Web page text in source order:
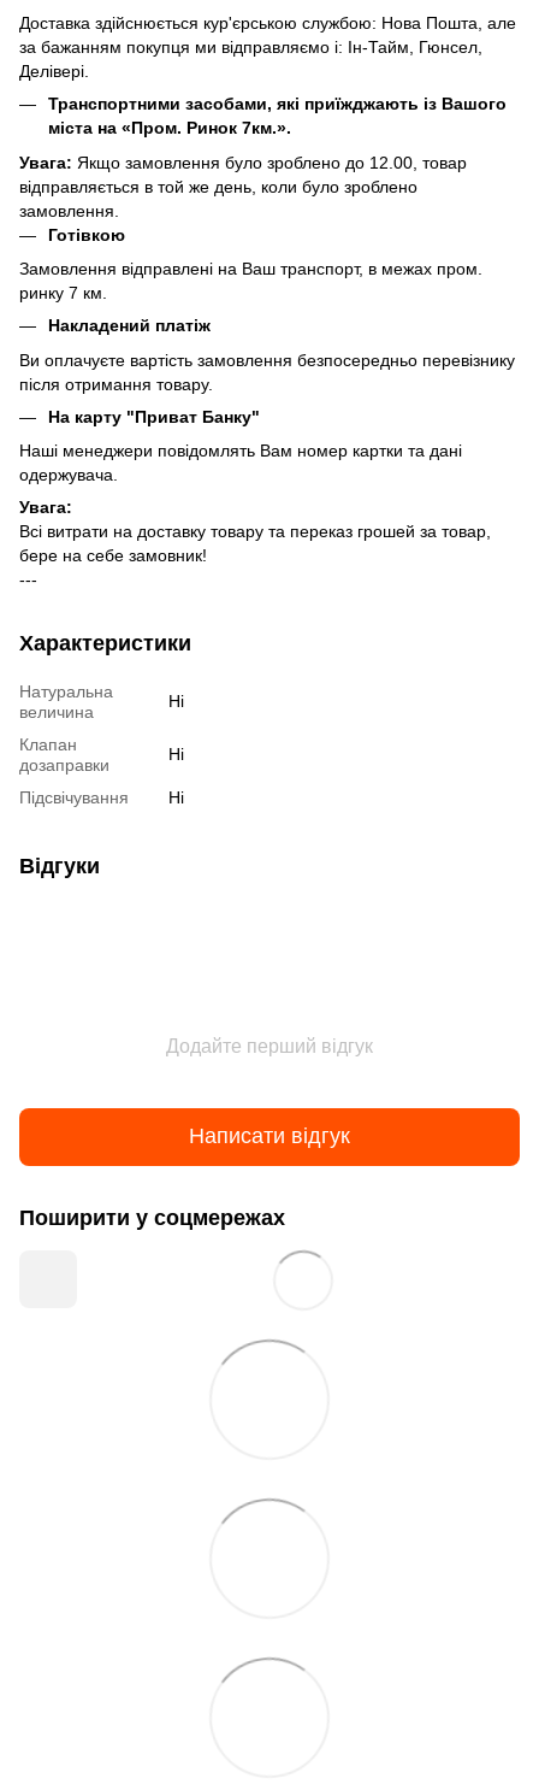
Доставка здійснюється кур'єрською службою: Нова Пошта, але
за бажанням покупця ми відправляємо і: Ін-Тайм, Гюнсел,
Делівері.
Транспортними засобами, які приїжджають із Вашого
міста на «Пром. Ринок 7км.».
Увага: Якщо замовлення було зроблено до 12.00, товар
відправляється в той же день, коли було зроблено
замовлення.
Готівкою
Замовлення відправлені на Ваш транспорт, в межах пром.
ринку 7 км.
Накладений платіж
Ви оплачуєте вартість замовлення безпосередньо перевізнику
після отримання товару.
На карту "Приват Банку"
Наші менеджери повідомлять Вам номер картки та дані
одержувача.
Увага:
Всі витрати на доставку товару та переказ грошей за товар,
бере на себе замовник!
---
Характеристики
Натуральна
величина
Ні
Клапан
дозаправки
Ні
Підсвічування Ні
Відгуки
Додайте перший відгук
Написати відгук
Поширити у соцмережах